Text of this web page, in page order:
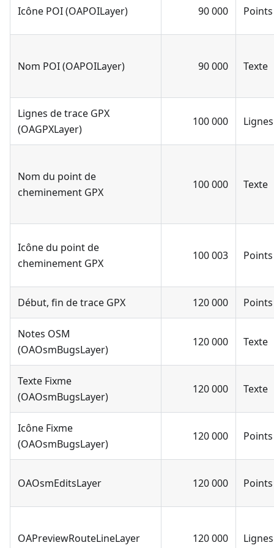
Icône POI (OAPOILayer) 90 000 Points
Nom POI (OAPOILayer) 90 000 Texte
Lignes de trace GPX
(OAGPXLayer)
100 000 Lignes
Nom du point de
cheminement GPX
100 000 Texte
Icône du point de
cheminement GPX
100 003 Points
Début, fin de trace GPX 120 000 Points
Notes OSM
(OAOsmBugsLayer)
120 000 Texte
Texte Fixme
(OAOsmBugsLayer)
120 000 Texte
Icône Fixme
(OAOsmBugsLayer)
120 000 Points
OAOsmEditsLayer 120 000 Points
OAPreviewRouteLineLayer 120 000 Lignes